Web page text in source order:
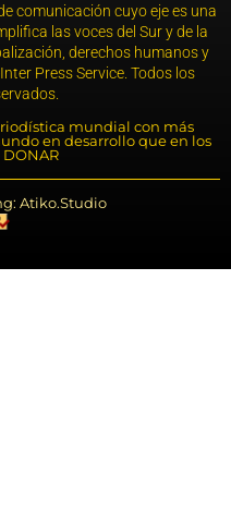
comunicación cuyo eje es una
las voces del Sur y de la
derechos humanos y
Press Service. Todos los
mundial con más
en desarrollo que en los
DONAR
Atiko.Studio